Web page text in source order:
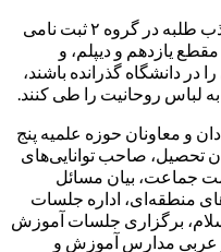
حوزه علمیه پنج تن آل عبا(ع) امکان جذب طلبه در گروه ۲ ثبت نامی
یازدهم و دیپلم، و
۳۰ واحد درسی را در دانشگاه گذرانده باشند،
لباس روحانیت را طی کنند.
و معاونان حوزه علمیه پنج
تحصیل، صاحب توانایی‌های
جماعت، بیان مسائل
منطقه‌ای، اداره جلسات
برگزاری جلسات آموزش
و عربی مدارس آموزش و